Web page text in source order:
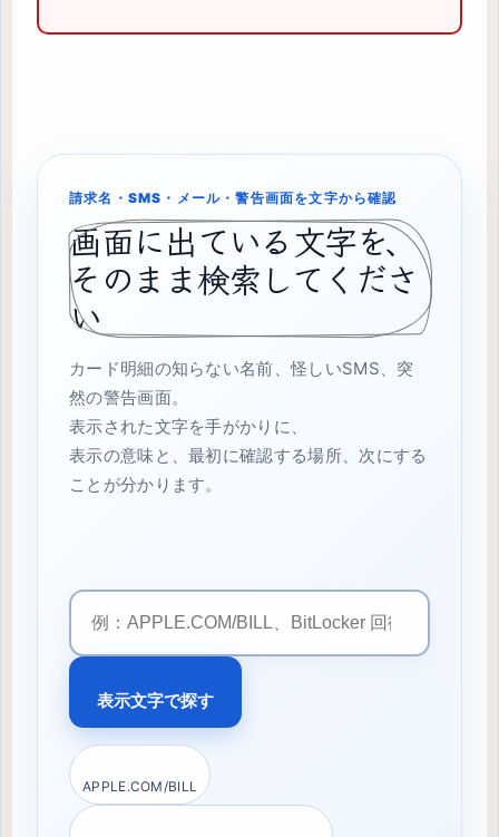
請求名・SMS・メール・警告画面を文字から確認
画面に出ている文字を、
そのまま検索してくださ
い
カード明細の知らない名前、怪しいSMS、突
然の警告画面。
表示された文字を手がかりに、
表示の意味と、最初に確認する場所、次にする
ことが分かります。
サ
ト
検
索
表示文字で探す
APPLE.COM/BILL